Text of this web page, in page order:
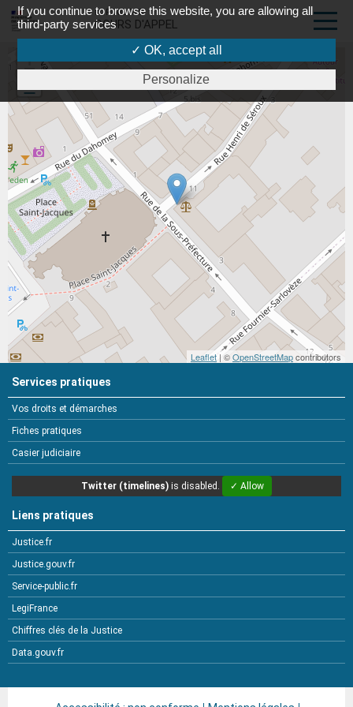
PORTAIL DES
COURS D'APPEL
+
-
Leaflet | ©OpenStreetMapcontributors
Services pratiques
Vos droits et démarches
Fiches pratiques
Casier judiciaire
Twitter (timelines) is disabled. ✓ Allow
Liens pratiques
Justice.fr
Justice.gouv.fr
Service-public.fr
LegiFrance
Chiffres clés de la Justice
Data.gouv.fr
If you continue to browse this website, you are allowing all
third-party services
✓ OK, accept all
Personalize